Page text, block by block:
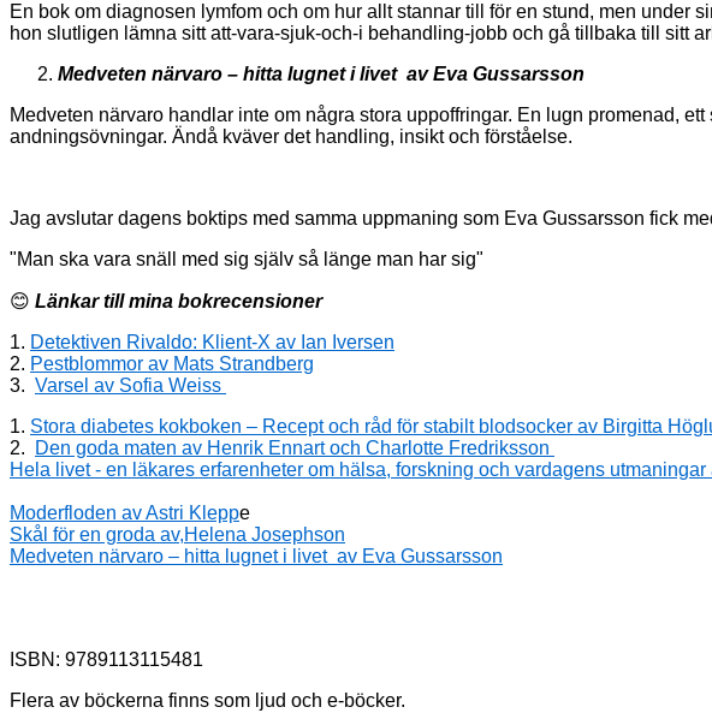
En bok om diagnosen lymfom och om hur alltstannar till för en stund, men under
hon slutligen lämna sitt att-vara-sjuk-och-i behandling-jobb och gå tillbaka till sitt
Medveten närvaro – hitta lugnet i livet avEva Gussarsson
Medveten närvaro handlar inte om några stora uppoffringar. En lugn promenad,
andningsövningar. Ändå kväver det handling, insikt och förståelse.
Jag avslutar dagens boktips med samma uppmaning som Eva Gussarsson fick
"Man ska vara snäll med sig själv så länge man har sig"
😊 Länkar till mina bokrecensioner
1. Detektiven Rivaldo: Klient-X av Ian Iversen
2. Pestblommor av Mats Strandberg
3. Varsel av Sofia Weiss
1. Stora diabetes kokboken – Recept och råd för stabilt blodsocker av Birgitta
2.
Den goda maten av Henrik Ennart och Charlotte Fredriksson
Hela livet - en läkares erfarenheter om hälsa, forskning och vardagens
Moderfloden av Astri Kleppe
Skål för en groda av,Helena Josephson
Medveten närvaro – hitta lugnet i livet av Eva Gussarsson
ISBN: 9789113115481
Flera av böckerna finns som ljud och e-böcker.